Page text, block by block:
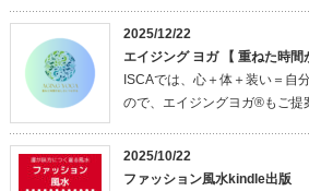
2025/12/22
エイジング ヨガ 【 重ねた時間
ISCAでは、心＋体＋装い＝自
ので、エイジングヨガ®もご
2025/10/22
ファッション風水kindle出版